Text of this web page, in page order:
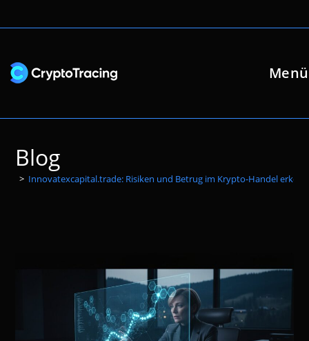
Inhalt
Menü
Blog
> Innovatexcapital.trade: Risiken und Betrug im Krypto-Handel